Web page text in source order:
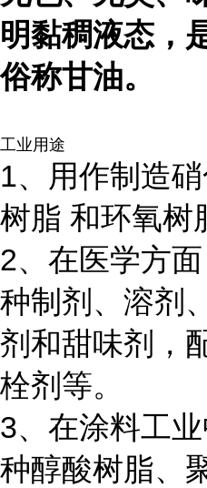
明黏稠液态，
俗称甘油。
工业用途
1、用作制造
树脂 和环氧树
2、在医学方
种制剂、溶剂
剂和甜味剂，
栓剂等。
3、在涂料工
种醇酸树脂、